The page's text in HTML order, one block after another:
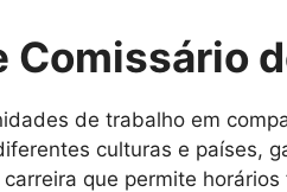
Comissário
de trabalho em
culturas e países,
que permite